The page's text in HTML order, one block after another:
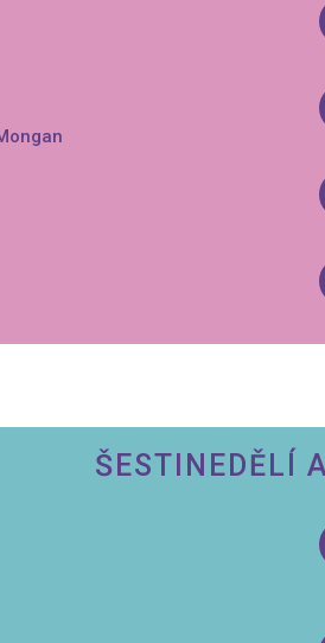
ŠESTINEDĚLÍ